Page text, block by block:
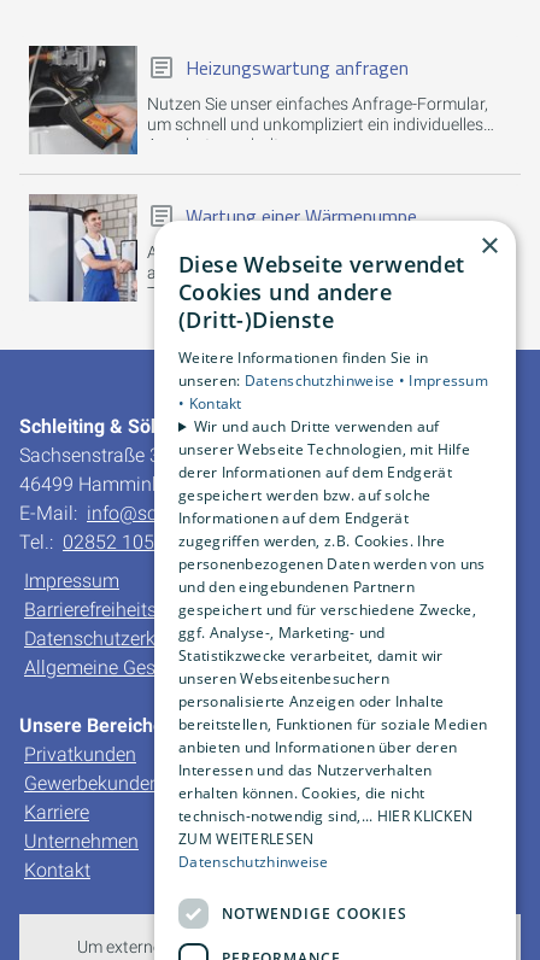
Heizungswartung anfragen
Nutzen Sie unser einfaches Anfrage-Formular,
um schnell und unkompliziert ein individuelles
Angebot zu erhalten.
Wartung einer Wärmepumpe
Als Besitzer einer Wärmepumpe finden Sie hier
alle relevanten Informationen rund um das
Thema Wartung.
Schleiting & Söhne GmbH & Co. KG
Sachsenstraße 30
46499 Hamminkeln-Dingden
E-Mail: info@schleiting.de
Tel.: 02852 10550
Impressum
Barrierefreiheitserklärung
Datenschutzerklärung
Allgemeine Geschäfts- und Verkaufsbedingungen
Unsere Bereiche
Privatkunden
Gewerbekunden
Karriere
Unternehmen
Kontakt
Um externe HTML-Inhalte anzuzeigen, benötigen wir
×
Diese Webseite verwendet
Cookies und andere
(Dritt-)Dienste
Weitere Informationen finden Sie in
unseren: Datenschutzhinweise • Impressum
• Kontakt
Wir und auch Dritte verwenden auf
unserer Webseite Technologien, mit Hilfe
derer Informationen auf dem Endgerät
gespeichert werden bzw. auf solche
Informationen auf dem Endgerät
zugegriffen werden, z.B. Cookies. Ihre
personenbezogenen Daten werden von uns
und den eingebundenen Partnern
gespeichert und für verschiedene Zwecke,
ggf. Analyse-, Marketing- und
Statistikzwecke verarbeitet, damit wir
unseren Webseitenbesuchern
personalisierte Anzeigen oder Inhalte
bereitstellen, Funktionen für soziale Medien
anbieten und Informationen über deren
Interessen und das Nutzerverhalten
erhalten können. Cookies, die nicht
technisch-notwendig sind,... HIER KLICKEN
ZUM WEITERLESEN
Datenschutzhinweise
NOTWENDIGE COOKIES